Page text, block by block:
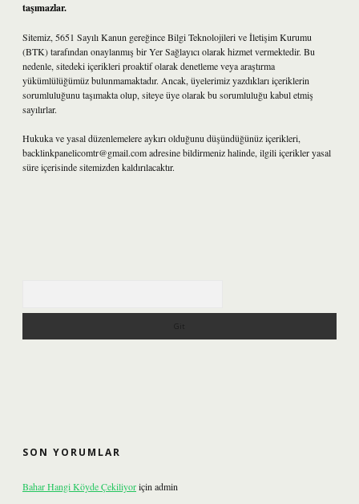
taşımazlar.
Sitemiz, 5651 Sayılı Kanun gereğince Bilgi Teknolojileri ve İletişim Kurumu
(BTK) tarafından onaylanmış bir Yer Sağlayıcı olarak hizmet vermektedir. Bu
nedenle, sitedeki içerikleri proaktif olarak denetleme veya araştırma
yükümlülüğümüz bulunmamaktadır. Ancak, üyelerimiz yazdıkları içeriklerin
sorumluluğunu taşımakta olup, siteye üye olarak bu sorumluluğu kabul etmiş
sayılırlar.
Hukuka ve yasal düzenlemelere aykırı olduğunu düşündüğünüz içerikleri,
backlinkpanelicomtr@gmail.comadresine bildirmeniz halinde, ilgili içerikler yasal
süre içerisinde sitemizden kaldırılacaktır.
SON YORUMLAR
Bahar Hangi Köyde Çekiliyoriçin admin